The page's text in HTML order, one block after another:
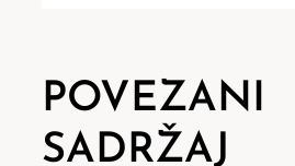
POVEZANI
SADRŽAJ